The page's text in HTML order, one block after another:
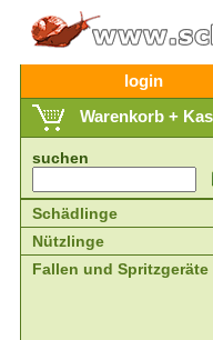
login
Warenkorb +
suchen
Schädlinge
Nützlinge
Fallen und Spritzgeräte